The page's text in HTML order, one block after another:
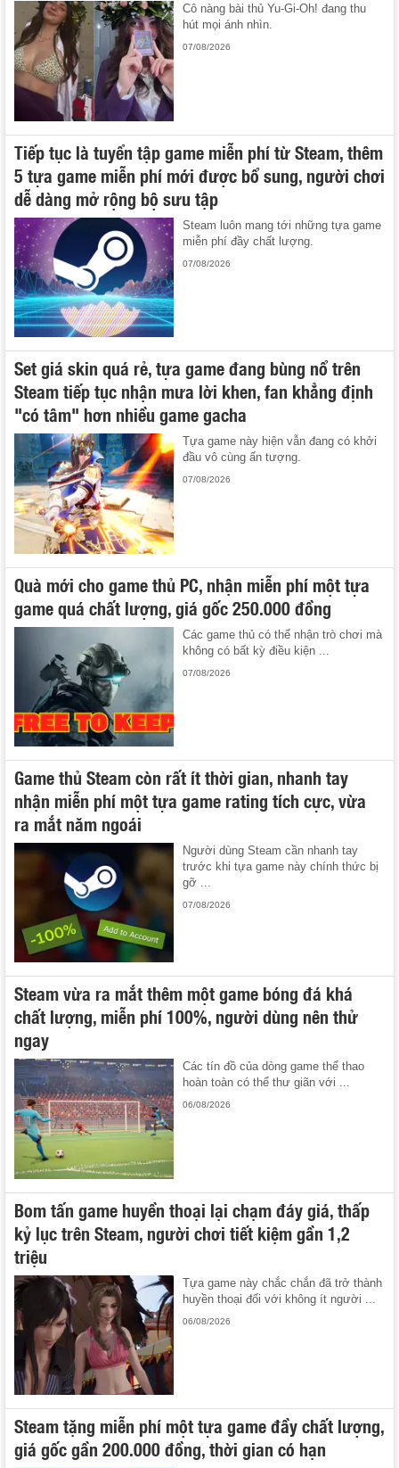
Cô nàng bài thủ Yu-Gi-Oh! đang thu
hút mọi ánh nhìn.
07/08/2026
Tiếp tục là tuyển tập game miễn phí từ Steam, thêm
5 tựa game miễn phí mới được bổ sung, người chơi
dễ dàng mở rộng bộ sưu tập
Steam luôn mang tới những tựa game
miễn phí đầy chất lượng.
07/08/2026
Set giá skin quá rẻ, tựa game đang bùng nổ trên
Steam tiếp tục nhận mưa lời khen, fan khẳng định
"có tâm" hơn nhiều game gacha
Tựa game này hiện vẫn đang có khởi
đầu vô cùng ấn tượng.
07/08/2026
Quà mới cho game thủ PC, nhận miễn phí một tựa
game quá chất lượng, giá gốc 250.000 đồng
Các game thủ có thể nhận trò chơi mà
không có bất kỳ điều kiện ...
07/08/2026
Game thủ Steam còn rất ít thời gian, nhanh tay
nhận miễn phí một tựa game rating tích cực, vừa
ra mắt năm ngoái
Người dùng Steam cần nhanh tay
trước khi tựa game này chính thức bị
gỡ ...
07/08/2026
Steam vừa ra mắt thêm một game bóng đá khá
chất lượng, miễn phí 100%, người dùng nên thử
ngay
Các tín đồ của dòng game thể thao
hoàn toàn có thể thư giãn với ...
06/08/2026
Bom tấn game huyền thoại lại chạm đáy giá, thấp
kỷ lục trên Steam, người chơi tiết kiệm gần 1,2
triệu
Tựa game này chắc chắn đã trở thành
huyền thoại đối với không ít người ...
06/08/2026
Steam tặng miễn phí một tựa game đầy chất lượng,
giá gốc gần 200.000 đồng, thời gian có hạn